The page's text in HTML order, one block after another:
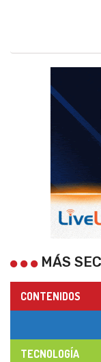
MÁS
CONTENIDOS
TECNOLOGÍA